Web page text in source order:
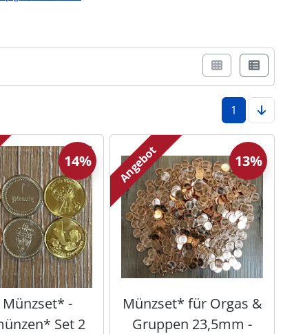
oder Listenansicht wählen.
1
Münzset* -
Set 2
14% Angebot
Münzset* für Orgas &
Gruppen 23,5mm -
13%